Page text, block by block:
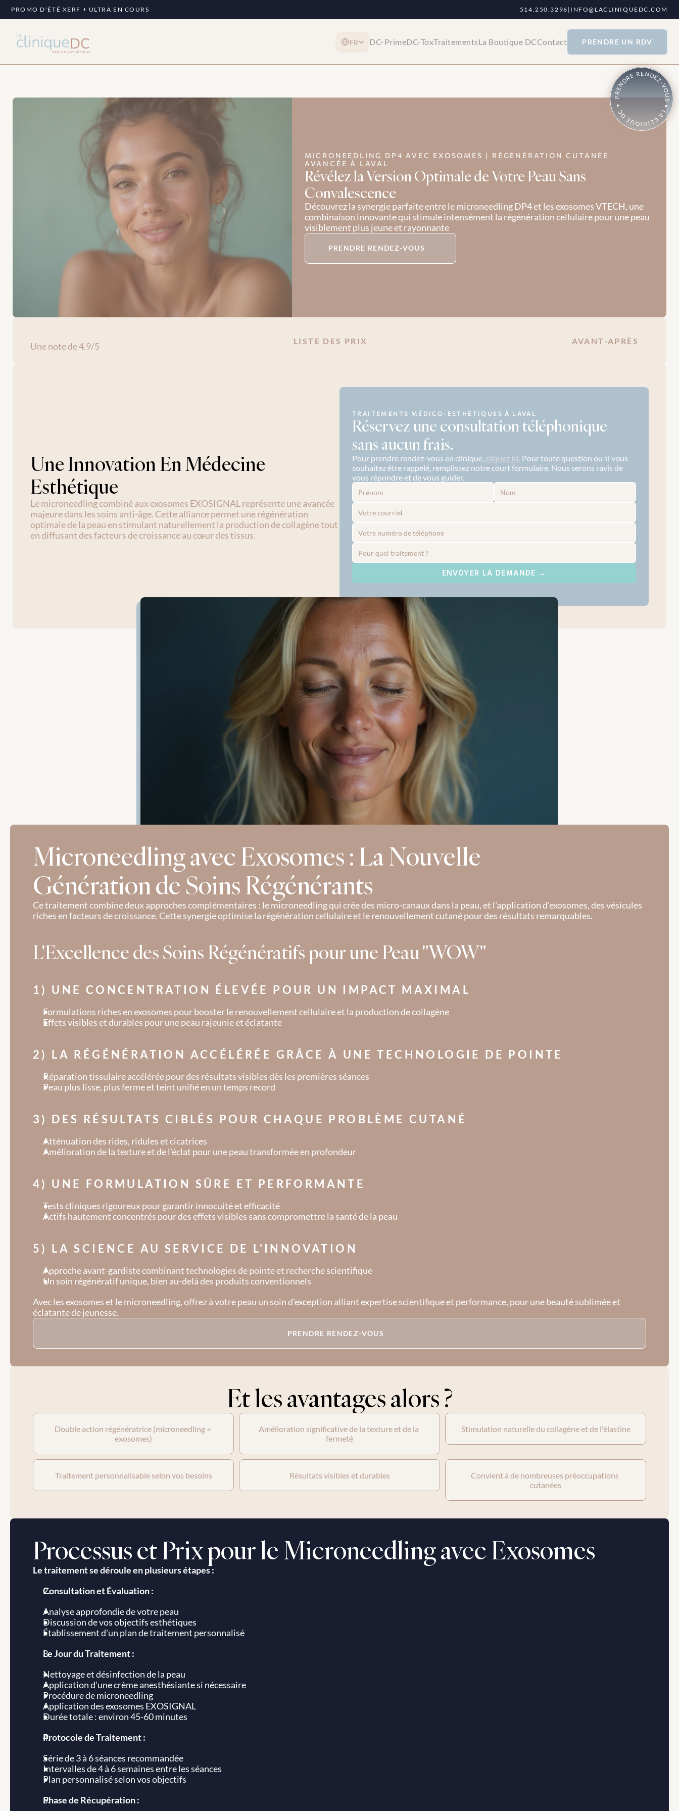
PROMO D'ÉTÉ XERF + ULTRA EN COURS 514.250.3296 | INFO@LACLINIQUEDC.COM
FR DC-PrimeDC-ToxTraitementsLa Boutique DCContact PRENDRE UN RDV
MICRONEEDLING DP4 AVEC EXOSOMES | RÉGÉNÉRATION CUTANÉE
AVANCÉE À LAVAL
Révélez la Version Optimale de Votre Peau Sans
Convalescence
Découvrez la synergie parfaite entre le microneedling DP4 et les exosomes VTECH, une
combinaison innovante qui stimule intensément la régénération cellulaire pour une peau
visiblement plus jeune et rayonnante
PRENDRE RENDEZ-VOUS
PRENDRE RENDEZ-VOUS • LA CLINIQUE DC •
Une note de 4.9/5 LISTE DES PRIX AVANT-APRÈS
Une Innovation En Médecine
Esthétique
Le microneedling combiné aux exosomes EXOSIGNAL représente une avancée
majeure dans les soins anti-âge. Cette alliance permet une régénération
optimale de la peau en stimulant naturellement la production de collagène tout
en diffusant des facteurs de croissance au cœur des tissus.
TRAITEMENTS MÉDICO-ESTHÉTIQUES À LAVAL
Réservez une consultation téléphonique
sans aucun frais.
Pour prendre rendez-vous en clinique, cliquez ici. Pour toute question ou si vous
souhaitez être rappelé, remplissez notre court formulaire. Nous serons ravis de
vous répondre et de vous guider.
ENVOYER LA DEMANDE →
Microneedling avec Exosomes : La Nouvelle
Génération de Soins Régénérants
Ce traitement combine deux approches complémentaires : le microneedling qui crée des micro-canaux dans la peau, et l'application d'exosomes, des vésicules
riches en facteurs de croissance. Cette synergie optimise la régénération cellulaire et le renouvellement cutané pour des résultats remarquables.
L'Excellence des Soins Régénératifs pour une Peau "WOW"
1) UNE CONCENTRATION ÉLEVÉE POUR UN IMPACT MAXIMAL
Formulations riches en exosomes pour booster le renouvellement cellulaire et la production de collagène
Effets visibles et durables pour une peau rajeunie et éclatante
2) LA RÉGÉNÉRATION ACCÉLÉRÉE GRÂCE À UNE TECHNOLOGIE DE POINTE
Réparation tissulaire accélérée pour des résultats visibles dès les premières séances
Peau plus lisse, plus ferme et teint unifié en un temps record
3) DES RÉSULTATS CIBLÉS POUR CHAQUE PROBLÈME CUTANÉ
Atténuation des rides, ridules et cicatrices
Amélioration de la texture et de l'éclat pour une peau transformée en profondeur
4) UNE FORMULATION SÛRE ET PERFORMANTE
Tests cliniques rigoureux pour garantir innocuité et efficacité
Actifs hautement concentrés pour des effets visibles sans compromettre la santé de la peau
5) LA SCIENCE AU SERVICE DE L'INNOVATION
Approche avant-gardiste combinant technologies de pointe et recherche scientifique
Un soin régénératif unique, bien au-delà des produits conventionnels
Avec les exosomes et le microneedling, offrez à votre peau un soin d'exception alliant expertise scientifique et performance, pour une beauté sublimée et
éclatante de jeunesse.
PRENDRE RENDEZ-VOUS
Et les avantages alors ?
Double action régénératrice (microneedling +
exosomes)
Amélioration significative de la texture et de la
fermeté
Stimulation naturelle du collagène et de l'élastine
Traitement personnalisable selon vos besoins Résultats visibles et durables
Convient à de nombreuses préoccupations
cutanées
Processus et Prix pour le Microneedling avec Exosomes
Le traitement se déroule en plusieurs étapes :
Consultation et Évaluation :
Analyse approfondie de votre peau
Discussion de vos objectifs esthétiques
Établissement d'un plan de traitement personnalisé
Le Jour du Traitement :
Nettoyage et désinfection de la peau
Application d'une crème anesthésiante si nécessaire
Procédure de microneedling
Application des exosomes EXOSIGNAL
Durée totale : environ 45-60 minutes
Protocole de Traitement :
Série de 3 à 6 séances recommandée
Intervalles de 4 à 6 semaines entre les séances
Plan personnalisé selon vos objectifs
Phase de Récupération :